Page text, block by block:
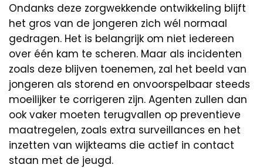
Ondanks deze zorgwekkende ontwikkeling blijft
het gros van de jongeren zich wél normaal
gedragen. Het is belangrijk om niet iedereen
over één kam te scheren. Maar als incidenten
zoals deze blijven toenemen, zal het beeld van
jongeren als storend en onvoorspelbaar steeds
moeilijker te corrigeren zijn. Agenten zullen dan
ook vaker moeten terugvallen op preventieve
maatregelen, zoals extra surveillances en het
inzetten van wijkteams die actief in contact
staan met de jeugd.